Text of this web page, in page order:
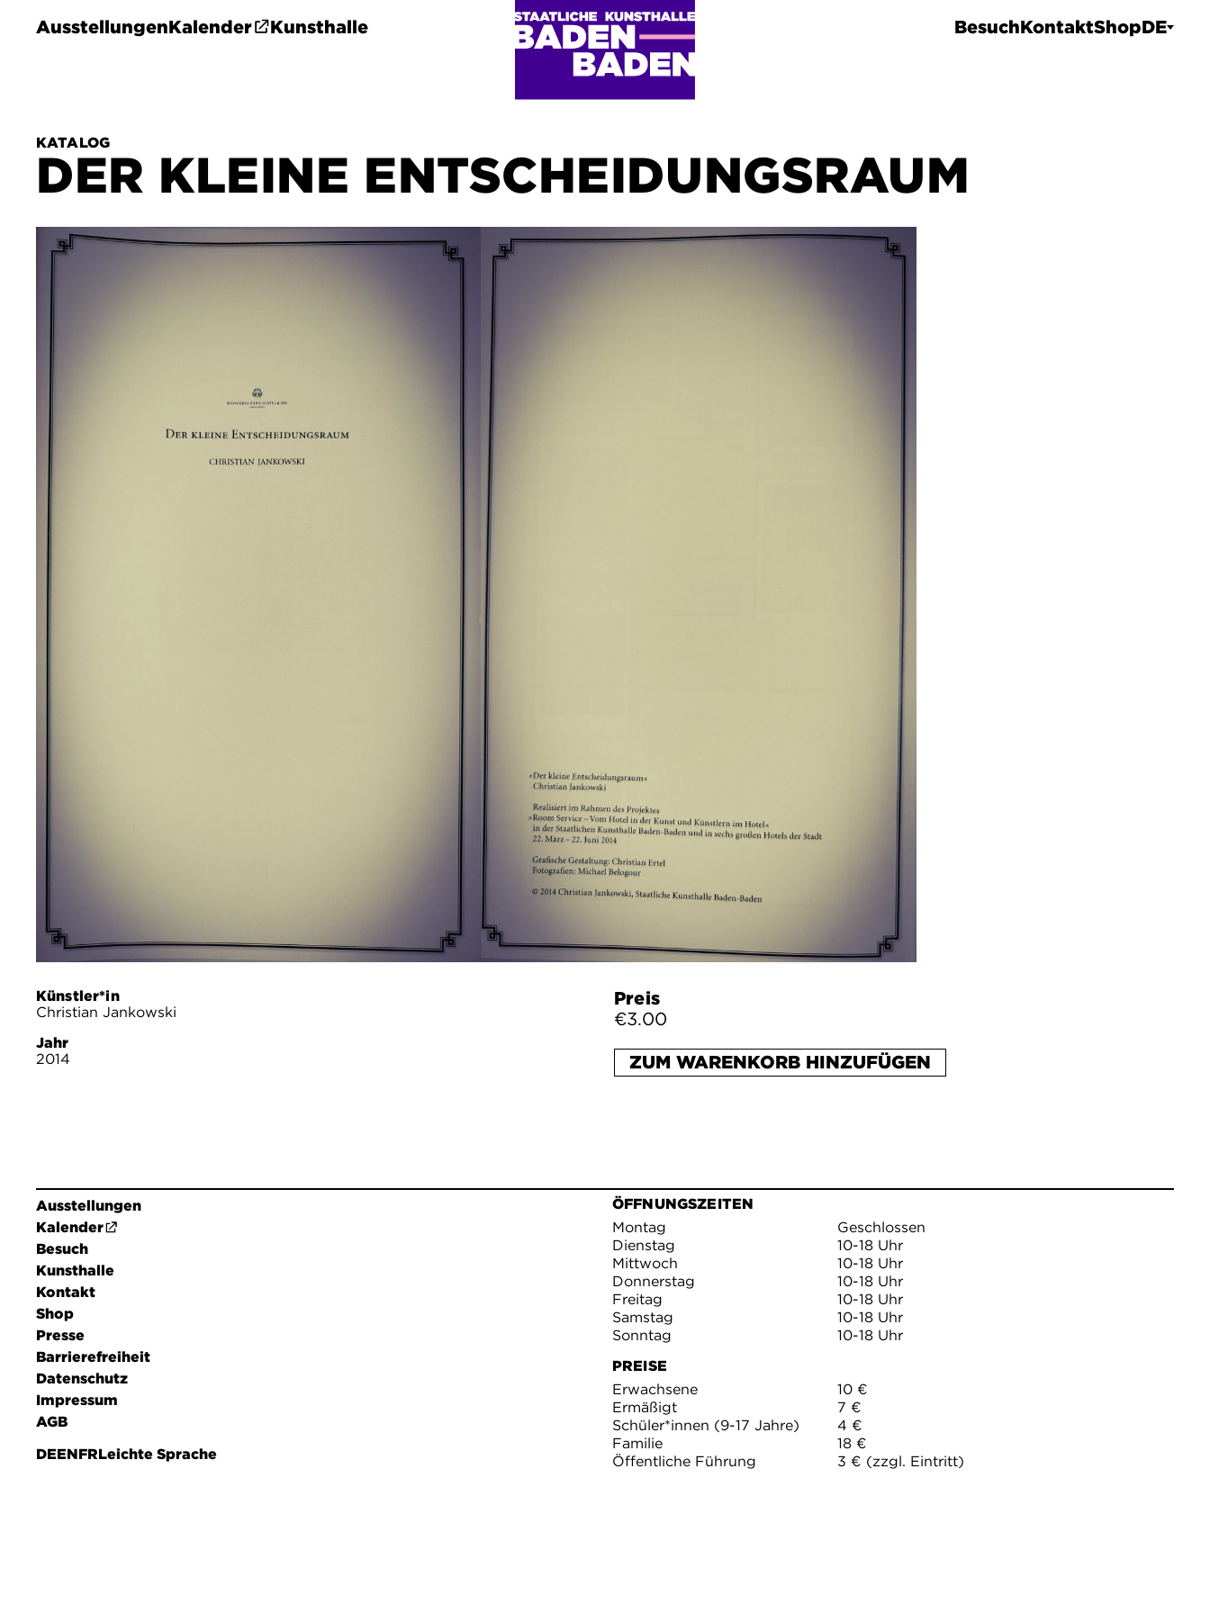
AusstellungenKalender Kunsthalle BesuchKontaktShopDE
KATALOG
DER KLEINE ENTSCHEIDUNGSRAUM
Künstler*in
Christian Jankowski
Jahr
2014
Preis
€3.00
ZUM WARENKORB HINZUFÜGEN
Ausstellungen
Kalender
Besuch
Kunsthalle
Kontakt
Shop
Presse
Barrierefreiheit
Datenschutz
Impressum
AGB
DEENFRLeichte Sprache
ÖFFNUNGSZEITEN
Montag
Geschlossen
Dienstag
10-18 Uhr
Mittwoch
10-18 Uhr
Donnerstag
10-18 Uhr
Freitag
10-18 Uhr
Samstag
10-18 Uhr
Sonntag
10-18 Uhr
PREISE
Erwachsene
10 €
Ermäßigt
7 €
Schüler*innen (9-17 Jahre)
4 €
Familie
18 €
Öffentliche Führung
3 € (zzgl. Eintritt)